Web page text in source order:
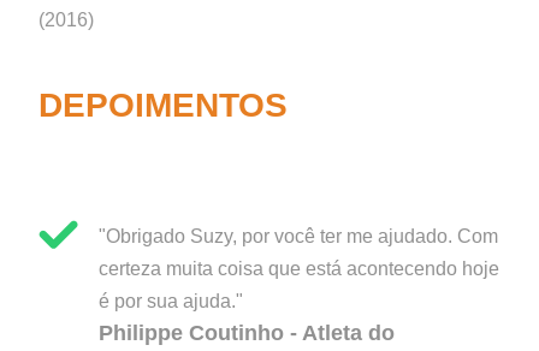
(2016)
DEPOIMENTOS
"Obrigado Suzy, por você ter me ajudado. Com
certeza muita coisa que está acontecendo hoje
é por sua ajuda."
Philippe Coutinho - Atleta do